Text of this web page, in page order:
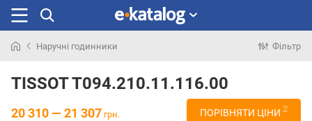
раніше
Наручні годинники Фільтр
TISSOT T094.210.11.116.00
20 310 — 21 307 грн. ПОРІВНЯТИ ЦІНИ 2